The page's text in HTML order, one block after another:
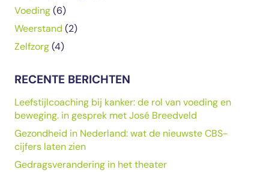
Voeding(6)
Weerstand (2)
Zelfzorg(4)
RECENTE BERICHTEN
Leefstijlcoaching bij kanker: de rol van voeding en
beweging. in gesprek met José Breedveld
Gezondheid in Nederland: wat de nieuwste CBS-
cijfers laten zien
Gedragsverandering in het theater